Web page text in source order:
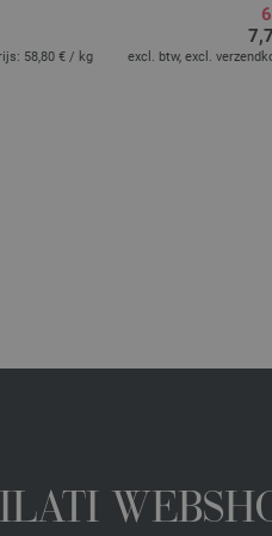
58,80 € / kg excl. btw, excl.